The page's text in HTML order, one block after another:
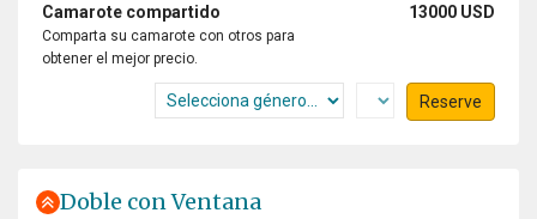
Camarote compartido 13000 USD
Comparta su camarote con otros para
obtener el mejor precio.
Reserve
Doble con Ventana